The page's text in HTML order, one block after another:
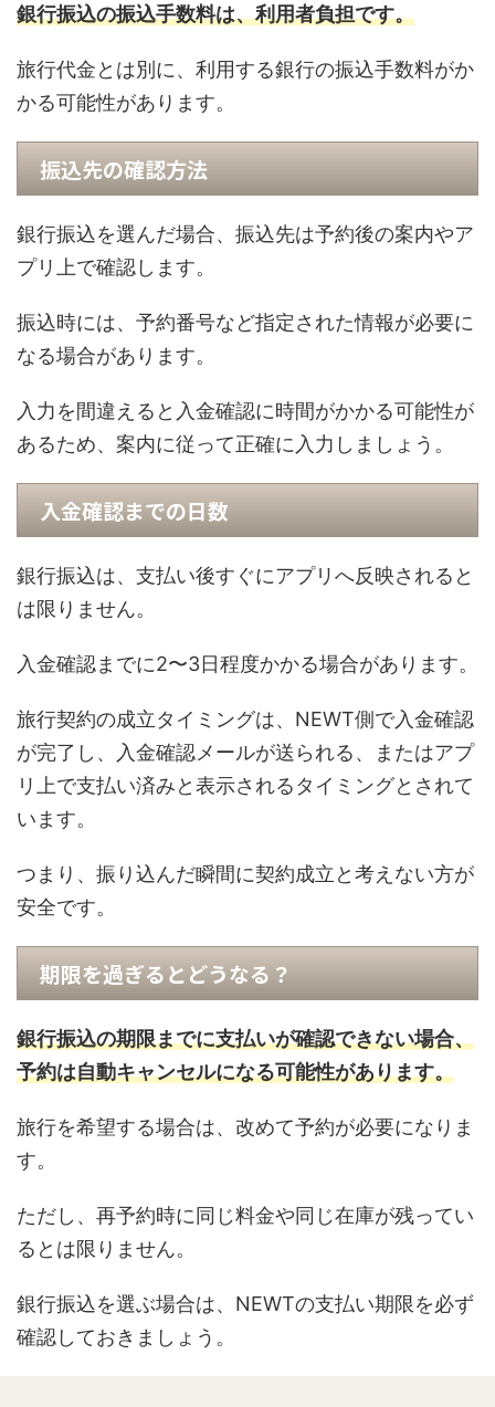
銀行振込の振込手数料は、利用者負担です。
旅行代金とは別に、利用する銀行の振込手数料がか
かる可能性があります。
振込先の確認方法
銀行振込を選んだ場合、振込先は予約後の案内やア
プリ上で確認します。
振込時には、予約番号など指定された情報が必要に
なる場合があります。
入力を間違えると入金確認に時間がかかる可能性が
あるため、案内に従って正確に入力しましょう。
入金確認までの日数
銀行振込は、支払い後すぐにアプリへ反映されると
は限りません。
入金確認までに2〜3日程度かかる場合があります。
旅行契約の成立タイミングは、NEWT側で入金確認
が完了し、入金確認メールが送られる、またはアプ
リ上で支払い済みと表示されるタイミングとされて
います。
つまり、振り込んだ瞬間に契約成立と考えない方が
安全です。
期限を過ぎるとどうなる？
銀行振込の期限までに支払いが確認できない場合、
予約は自動キャンセルになる可能性があります。
旅行を希望する場合は、改めて予約が必要になりま
す。
ただし、再予約時に同じ料金や同じ在庫が残ってい
るとは限りません。
銀行振込を選ぶ場合は、NEWTの支払い期限を必ず
確認しておきましょう。